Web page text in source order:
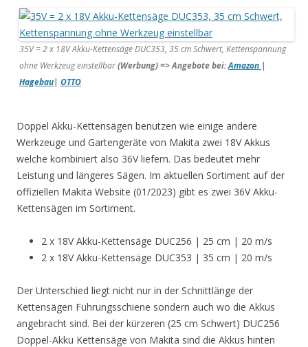
35V = 2 x 18V Akku-Kettensäge DUC353, 35 cm Schwert, Kettenspannung
ohne Werkzeug einstellbar(Werbung) => Angebote bei:Amazon |
Hagebau| OTTO
Doppel Akku-Kettensägen benutzen wie einige andere
Werkzeuge und Gartengeräte von Makita zwei 18V Akkus
welche kombiniert also 36V liefern. Das bedeutet mehr
Leistung und längeres Sägen. Im aktuellen Sortiment auf der
offiziellen Makita Website (01/2023) gibt es zwei 36V Akku-
Kettensägen im Sortiment.
2 x 18V Akku-Kettensäge DUC256 | 25 cm | 20 m/s
2 x 18V Akku-Kettensäge DUC353 | 35 cm | 20 m/s
Der Unterschied liegt nicht nur in der Schnittlänge der
Kettensägen Führungsschiene sondern auch wo die Akkus
angebracht sind. Bei der kürzeren (25 cm Schwert) DUC256
Doppel-Akku Kettensäge von Makita sind die Akkus hinten